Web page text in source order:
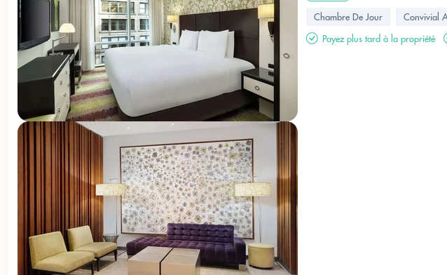
Chambre De Jour
Convivial
Payez plus tard à la propriété